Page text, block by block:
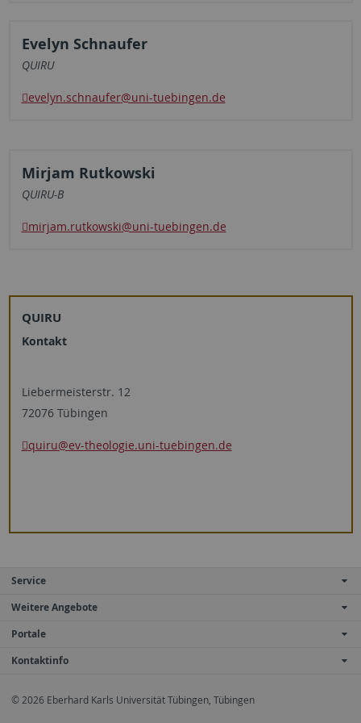
Evelyn Schnaufer
QUIRU
evelyn.schnaufer@uni-tuebingen.de
Mirjam Rutkowski
QUIRU-B
mirjam.rutkowski@uni-tuebingen.de
QUIRU
Kontakt
Liebermeisterstr. 12
72076 Tübingen
quiru@ev-theologie.uni-tuebingen.de
Service
Weitere Angebote
Portale
Kontaktinfo
© 2026 Eberhard Karls Universität Tübingen, Tübingen